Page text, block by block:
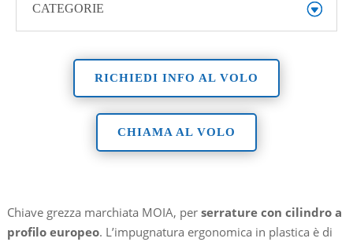
CATEGORIE
RICHIEDI INFO AL VOLO
CHIAMA AL VOLO
Chiave grezza marchiata MOIA, per serrature con cilindro a
profilo europeo. L’impugnatura ergonomica in plastica è di